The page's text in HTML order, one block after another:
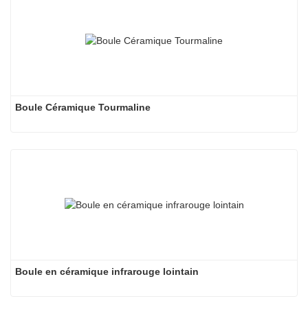
Boule Céramique Tourmaline
Boule en céramique infrarouge lointain